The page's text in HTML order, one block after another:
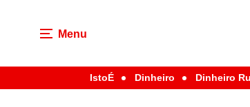
Menu
IstoÉ Dinheiro Dinheiro